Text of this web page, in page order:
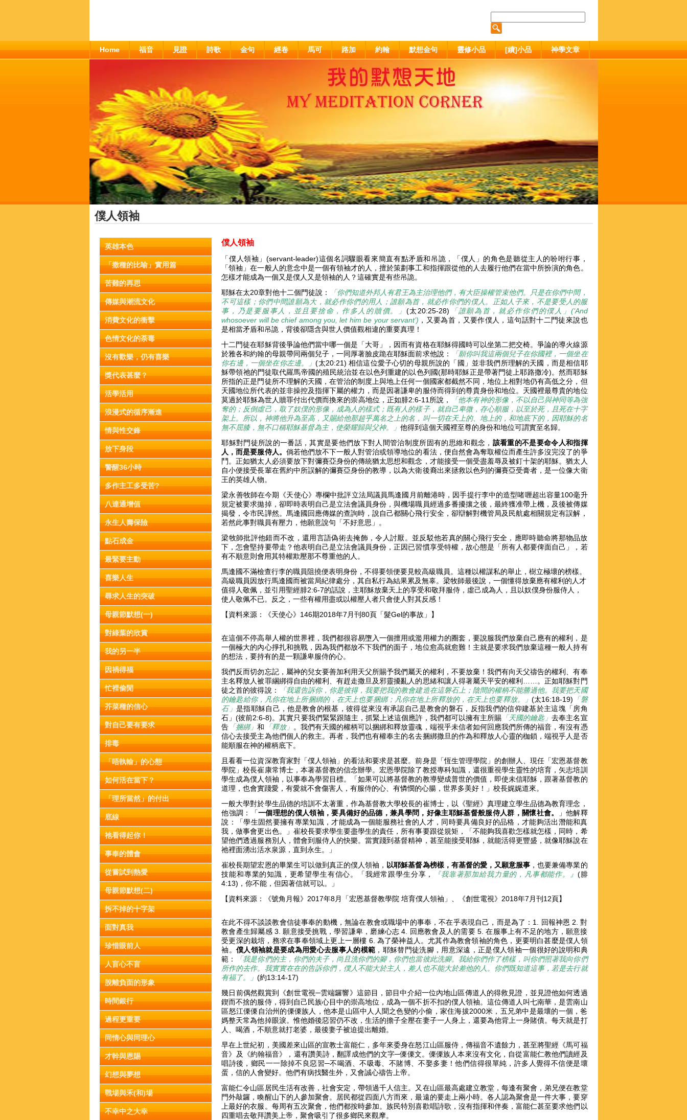
Home 福音 見證 詩歌 金句 經卷 馬可 路加 約翰 默想金句 靈修小品 [續]小品 神學文章
僕人領袖
英雄本色
「撒種的比喻」實用篇
苦難的再思
傳媒與潮流文化
消費文化的衝擊
色情文化的荼毒
沒有歡樂，仍有喜樂
獎代表甚麼？
活學活用
浪漫式的循序漸進
情與性交鋒
放下身段
警醒36小時
多作主工多受苦?
八達通增值
永生人壽保險
點石成金
最緊要主動
喜樂人生
尋求人生的突破
母親節默想(一)
對綠葉的欣賞
我的另一半
因禍得福
忙裡偷閒
芥菜種的信心
對自己要有要求
排毒
「唔執輸」的心態
如何活在當下？
「理所當然」的付出
底線
祂看得起你！
事奉的體會
從嘗試到熱愛
母親節默想(二)
拆不掉的十字架
面對真我
珍惜眼前人
人盲心不盲
脫離負面的形象
時間銀行
過程更重要
同情心與同理心
才幹與恩賜
幻想與夢想
戰場與禾(和)場
不幸中之大幸
僕人領袖
「僕人領袖」(servant-leader)這個名詞驟眼看來簡直有點矛盾和吊詭，「僕人」的角色是聽從主人的吩咐行事，
「領袖」在一般人的意念中是一個有領袖才的人，擅於策劃事工和指揮跟從他的人去履行他們在當中所扮演的角色。
怎樣才能成為一個又是僕人又是領袖的人？這確實是有些吊詭。
耶穌在太20章對他十二個門徒說：
「你們知道外邦人有君王為主治理他們，有大臣操權管束他們。只是在你們中間，
不可這樣；你們中間誰願為大，就必作你們的用人；誰願為首，就必作你們的僕人。正如人子來，不是要受人的服
事，乃是要服事人，並且要捨命，作多人的贖價。」 (太20:25-28) 「誰願為首，就必作你們的僕人」(‘And
whosoever will be chief among you, let him be your servant’) ，又要為首，又要作僕人，這句話對十二門徒來說也
是相當矛盾和吊詭，背後卻隱含與世人價值觀相違的重要真理！
十二門徒在耶穌背後爭論他們當中哪一個是「大哥」，因而有資格在耶穌得國時可以坐第二把交椅。爭論的導火線源
於雅各和約翰的母親帶同兩個兒子，一同厚著臉皮跪在耶穌面前求他說：
「願你叫我這兩個兒子在你國裡，一個坐在
你右邊，一個坐在你左邊。」(太20:21) 相信這位愛子心切的母親所說的「國」並非我們所理解的天國，而是相信耶
穌帶領祂的門徒取代羅馬帝國的殖民統治並在以色列重建的以色列國(那時耶穌正是帶著門徒上耶路撒冷)。然而耶穌
所指的正是門徒所不理解的天國，在管治的制度上與地上任何一個國家都截然不同，地位上相對地仍有高低之分，但
天國地位所代表的並非操控及指揮下屬的權力，而是因著謙卑的服侍而得到的尊貴身份和地位。天國裡最尊貴的地位
莫過於耶穌為世人贖罪付出代價而換來的崇高地位，正如腓2:6-11所說，
「他本有神的形像，不以自己與神同等為強
奪的；反倒虛己，取了奴僕的形像，成為人的樣式；既有人的樣子，就自己卑微，存心順服，以至於死，且死在十字
架上。所以，神將他升為至高，又賜給他那超乎萬名之上的名，叫一切在天上的、地上的，和地底下的，因耶穌的名
無不屈膝，無不口稱耶穌基督為主，使榮耀歸與父神。」他得到這個天國裡至尊的身份和地位可謂實至名歸。
耶穌對門徒所說的一番話，其實是要他們放下對人間管治制度所固有的思維和觀念， 該看重的不是要命令人和指揮
人，而是要服侍人。 倘若他們放不下一般人對管治或領導地位的看法，便自然會為奪取權位而產生許多沒完沒了的爭
鬥。正如猶太人必須要放下對彌賽亞身份的傳統猶太思想和觀念，才能接受一個受盡羞辱及被釘十架的耶穌。猶太人
自小便接受長輩在舊約中所誤解的彌賽亞身份的教導，以為大衛後裔出來拯救以色列的彌賽亞受膏者，是一位像大衛
王的英雄人物。
梁永善牧師在今期《天使心》專欄中批評立法局議員馬逢國月前離港時，因手提行李中的造型啫喱超出容量100毫升
規定被要求拋掉，卻即時表明自己是立法會議員身份，與機場職員經過多番擾攘之後，最終獲准帶上機，及後被傳媒
揭發，令市民譁然。馬逢國回應傳媒的查詢時，說自己都關心飛行安全，卻辯解對機管局及民航處相關規定有誤解，
若然此事對職員有壓力，他願意說句「不好意思」。
梁牧師批評他錯而不改，還用言語偽術去掩飾，令人討厭。並反駁他若真的關心飛行安全，應即時聽命將那物品放
下，怎會堅持要帶走？他表明自己是立法會議員身份，正因已習慣享受特權，故心態是「所有人都要俾面自己」，若
有不順意則會用其特權欺壓那不尊重他的人。
馬逢國不滿檢查行李的職員阻撓便表明身份，不得要領便要見較高級職員。這種以權謀私的舉止，樹立極壞的榜樣。
高級職員因放行馬逢國而被當局紀律處分，其自私行為結果累及無辜。梁牧師最後說，一個懂得放棄應有權利的人才
值得人敬佩，並引用聖經腓2:6-7的話說，主耶穌放棄天上的享受和敬拜服侍，虛己成為人，且以奴僕身份服侍人，
使人敬佩不已。反之，一些有權用盡或以權壓人者只會使人對其反感！
【資料來源：《天使心》146期2018年7月刊80頁「髮Gel的事故」】
在這個不停高舉人權的世界裡，我們都很容易墮入一個擅用或濫用權力的圈套，要說服我們放棄自己應有的權利，是
一個極大的內心掙扎和挑戰，因為我們都放不下我們的面子，地位愈高就愈難！主就是要求我們放棄這種一般人持有
的想法，要持有的是一顆謙卑服侍的心。
我們反而切勿忘記，屬神的兒女要善加利用天父所賜予我們屬天的權利，不要放棄！我們有向天父禱告的權利、有奉
主名釋放人被罪綑綁得自由的權利、有趕走撒旦及邪靈擾亂人的思緒和讓人得著屬天平安的權利……。正如耶穌對門
徒之首的彼得說：
「我還告訴你，你是彼得，我要把我的教會建造在這磐石上；陰間的權柄不能勝過他。我要把天國
的鑰匙給你，凡你在地上所捆綁的，在天上也要捆綁；凡你在地上所釋放的，在天上也要釋放。」(太16:18-19) 「磐
石」 是指耶穌自己，他是教會的根基，彼得從來沒有承認自己是教會的磐石，反指我們的信仰建基於主這塊「房角
石」(彼前2:6-8)。其實只要我們緊緊跟隨主，抓緊上述這個應許，我們都可以擁有主所賜 「天國的鑰匙」去奉主名宣
告 「捆綁」和 「釋放」 。我們有天國的權柄可以捆綁和釋放靈魂，端視乎未信者如何回應我們所傳的福音，有沒有憑
信心去接受主為他們個人的救主。再者，我們也有權奉主的名去捆綁撒旦的作為和釋放人心靈的枷鎖，端視乎人是否
能順服在神的權柄底下。
且看看一位資深教育家對「僕人領袖」的看法和要求是甚麼。前身是「恆生管理學院」的創辦人、現任「宏恩基督教
學院」校長崔康常博士，本著基督教的信念辦學。宏恩學院除了教授專科知識，還很重視學生靈性的培育，矢志培訓
學生成為僕人領袖，以事奉為學習目標。「如果可以將基督教的教導變成普世的價值，即使未信耶穌，跟著基督教的
道理，也會實踐愛，有愛就不會傷害人，有服侍的心、有憐憫的心腸，世界多美好！」校長娓娓道來。
一般大學對於學生品德的培訓不太著重，作為基督教大學校長的崔博士，以《聖經》真理建立學生品德為教育理念，
他強調：「一個理想的僕人領袖，要具備好的品德，兼具學問，好像主耶穌基督般服侍人群，關懷社會。
」他解釋
說：「學生固然要擁有專業知識，才能成為一個能服務社會的人才，同時要具備良好的品格，才能夠活出潛能和真
我，做事會更出色。」崔校長要求學生要盡學生的責任，所有事要跟從規矩，「不能夠我喜歡怎樣就怎樣，同時，希
望他們透過服務別人，體會到服侍人的快樂。當實踐到基督精神，甚至能接受耶穌，就能活得更豐盛，就像耶穌說在
祂裡面湧出活水泉源，直到永生。」
崔校長期望宏恩的畢業生可以做到真正的僕人領袖， 以耶穌基督為榜樣，有基督的愛，又願意服事 ，也要兼備專業的
技能和專業的知識，更希望學生有信心。「我經常跟學生分享，
『我靠著那加給我力量的，凡事都能作。』 (腓
4:13)，你不能，但因著信就可以。」
【資料來源：《號角月報》2017年8月「宏恩基督教學院 培育僕人領袖」、《創世電視》2018年7月刊12頁】
在此不得不談談教會信徒事奉的動機，無論在教會或職場中的事奉，不在乎表現自己，而是為了：1. 回報神恩 2. 對
教會產生歸屬感 3. 願意接受挑戰，學習謙卑，磨練心志 4. 回應教會及人的需要 5. 在服事上有不足的地方，願意接
受更深的栽培，務求在事奉領域上更上一層樓 6. 為了榮神益人。尤其作為教會領袖的角色，更要明白甚麼是僕人領
袖。 僕人領袖就是要成為用愛心去服事人的模範 ，耶穌替門徒洗腳，用意深遠，正是僕人領袖一個很好的說明和典
範：
「我是你們的主，你們的夫子，尚且洗你們的腳，你們也當彼此洗腳。我給你們作了榜樣，叫你們照著我向你們
所作的去作。我實實在在的告訴你們，僕人不能大於主人，差人也不能大於差他的人。你們既知道這事，若是去行就
有福了。」(約13:14-17)
幾日前偶然觀賞到《創世電視─雲端鑼響》這節目，節目中介紹一位內地山區傳道人的得救見證，並見證他如何透過
鍥而不捨的服侍，得到自己民族心目中的崇高地位，成為一個不折不扣的僕人領袖。這位傳道人叫七南華，是雲南山
區怒江傈傈自治州的傈傈族人，他本是山區中人人聞之色變的小偷，家住海拔2000米，五兄弟中是最壞的一個，爸
媽整天常為他掉眼淚。惟他婚後惡習仍不改，生活的擔子全壓在妻子一人身上，還要為他背上一身賭債。每天就是打
人、喝酒，不順意就打老婆，最後妻子被迫提出離婚。
早在上世紀初，美國差來山區的宣教士富能仁，多年來委身在怒江山區服侍，傳福音不遺餘力，甚至將聖經《馬可福
音》及《約翰福音》，還有讚美詩，翻譯成他們的文字─傈傈文。傈傈族人本來沒有文化，自從富能仁教他們讀經及
唱詩後，鄉民一一除掉不良惡習─不喝酒、不吸毒、不賭博、不娶多妻！他們信得很單純，許多人覺得不信便是壞
蛋，信的人會變好。他們有病找醫生外，又會誠心禱告上帝。
富能仁令山區居民生活有改善，社會安定，帶領過千人信主。又在山區最高處建立教堂，每逢有聚會，弟兄便在教堂
門外敲鑼，喚醒山下的人參加聚會。居民都從四面八方而來，最遠的要走上兩小時。各人認為聚會是一件大事，要穿
上最好的衣服。每周有五次聚會，他們都按時參加。族民特別喜歡唱詩歌，沒有指揮和伴奏，富能仁甚至要求他們以
四重唱去敬拜讚美上帝，聚會吸引了很多鄉民來觀摩。